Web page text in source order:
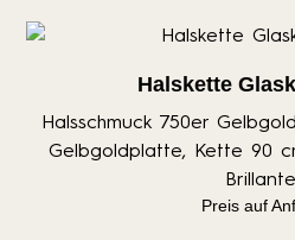
Halskette
Halsschmuck 750er
Gelbgoldplatte, Kette 90
Preis auf